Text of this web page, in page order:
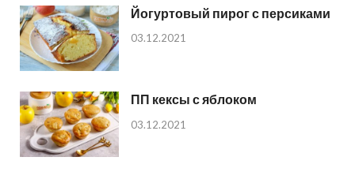
Йогуртовый пирог с персиками
03.12.2021
ПП кексы с яблоком
03.12.2021